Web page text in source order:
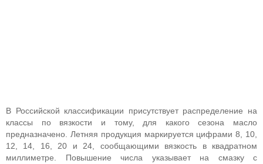
В Российской классификации присутствует распределение на
классы по вязкости и тому, для какого сезона масло
предназначено. Летняя продукция маркируется цифрами 8, 10,
12, 14, 16, 20 и 24, сообщающими вязкость в квадратном
миллиметре. Повышение числа указывает на смазку с